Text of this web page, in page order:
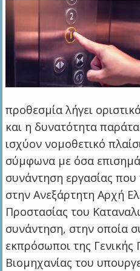
προθεσμία λήγει
και η δυνατότητα
ισχύον νομοθετικό
σύμφωνα με όσα
συνάντηση εργασίας
στην Ανεξάρτητη Αρχή
Προστασίας του
συνάντηση, στην οποία
εκπρόσωποι της Γενικής
Βιομηχανίας του